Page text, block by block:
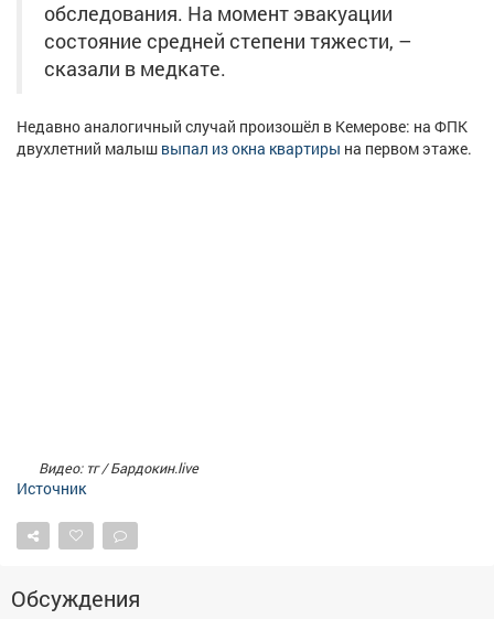
обследования. На момент эвакуации
состояние средней степени тяжести, –
сказали в медкате.
Недавно аналогичный случай произошёл в Кемерове: на ФПК
двухлетний малыш выпал из окна квартиры на первом этаже.
Видео: тг / Бардокин.live
Источник
Обсуждения